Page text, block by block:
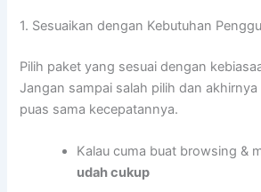
1. Sesuaikan dengan Kebutuhan
Pilih paket yang sesuai dengan
Jangan sampai salah pilih dan
puas sama kecepatannya.
Kalau cuma buat browsing &
udah cukup